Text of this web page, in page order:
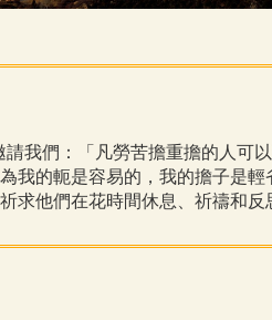
我們：「凡勞苦擔重擔的人可
我的軛是容易的，我的擔子是
求他們在花時間休息、祈禱和反